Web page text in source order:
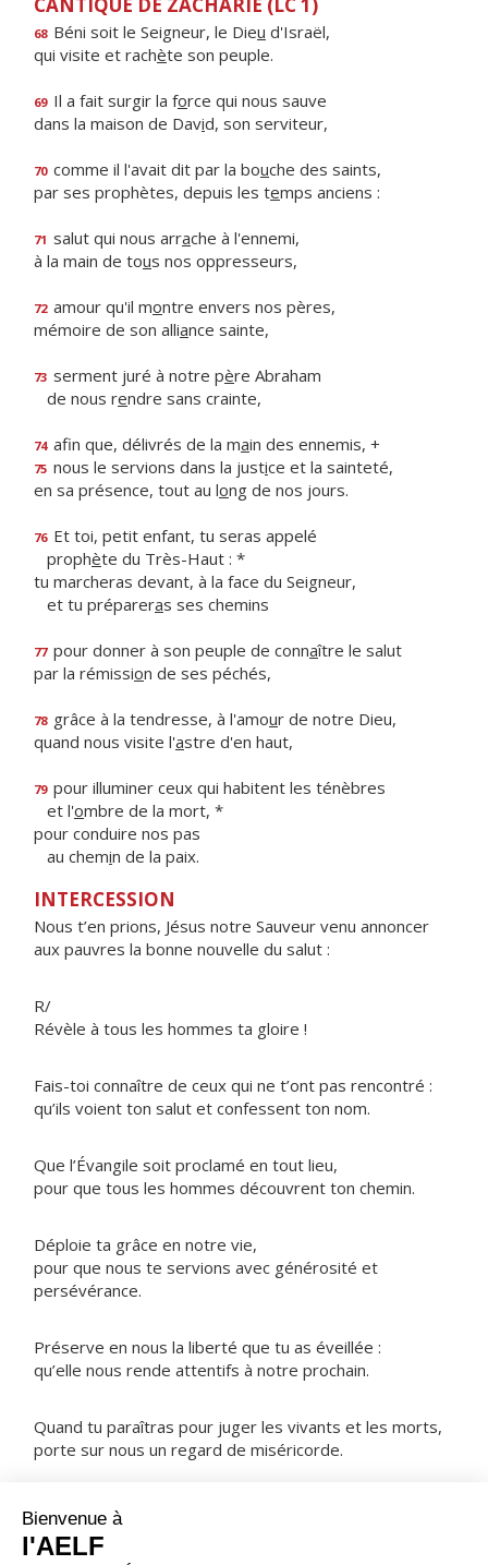
68 Béni soit le Seigneur, le Dieu d'Israël,
qui visite et rachète son peuple.
69 Il a fait surgir la force qui nous sauve
dans la maison de David, son serviteur,
70 comme il l'avait dit par la bouche des saints,
par ses prophètes, depuis les temps anciens :
71 salut qui nous arrache à l'ennemi,
à la main de tous nos oppresseurs,
72 amour qu'il montre envers nos pères,
mémoire de son alliance sainte,
73 serment juré à notre père Abraham
de nous rendre sans crainte,
74 afin que, délivrés de la main des ennemis, +
75 nous le servions dans la justice et la sainteté,
en sa présence, tout au long de nos jours.
76 Et toi, petit enfant, tu seras appelé
prophète du Très-Haut : *
tu marcheras devant, à la face du Seigneur,
et tu prépareras ses chemins
77 pour donner à son peuple de connaître le salut
par la rémission de ses péchés,
78 grâce à la tendresse, à l'amour de notre Dieu,
quand nous visite l'astre d'en haut,
79 pour illuminer ceux qui habitent les ténèbres
et l'ombre de la mort, *
pour conduire nos pas
au chemin de la paix.
INTERCESSION
Nous t’en prions, Jésus notre Sauveur venu annoncer
aux pauvres la bonne nouvelle du salut :
R/
Révèle à tous les hommes ta gloire !
Fais-toi connaître de ceux qui ne t’ont pas rencontré :
qu’ils voient ton salut et confessent ton nom.
Que l’Évangile soit proclamé en tout lieu,
pour que tous les hommes découvrent ton chemin.
Déploie ta grâce en notre vie,
pour que nous te servions avec générosité et
persévérance.
Préserve en nous la liberté que tu as éveillée :
qu’elle nous rende attentifs à notre prochain.
Quand tu paraîtras pour juger les vivants et les morts,
porte sur nous un regard de miséricorde.
NOTRE PÈRE